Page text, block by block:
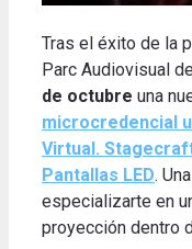
Tras el éxito de la
Parc Audiovisual
de octubre una
microcredencial
Virtual.
Pantallas LED.
especializarte en
proyección dentro